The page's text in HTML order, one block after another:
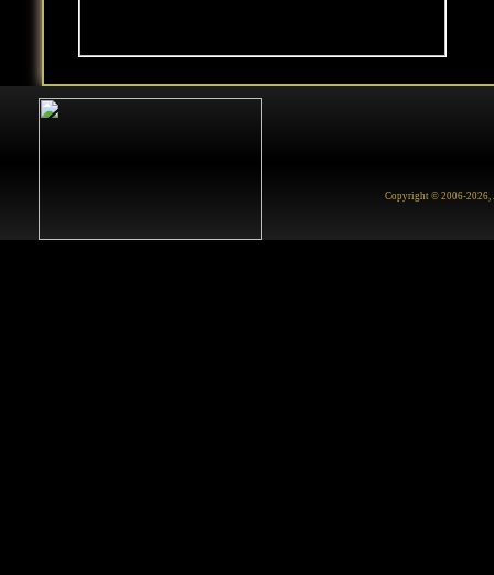
Copyright © 2006-2026,